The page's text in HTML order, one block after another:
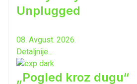
Unplugged
08. Avgust. 2026.
Detaljnije...
„Pogled kroz dugu“